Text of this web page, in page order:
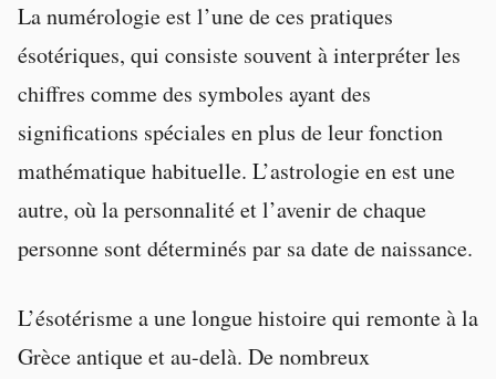
La numérologie est l’une de ces pratiques
ésotériques, qui consiste souvent à interpréter les
chiffres comme des symboles ayant des
significations spéciales en plus de leur fonction
mathématique habituelle. L’astrologie en est une
autre, où la personnalité et l’avenir de chaque
personne sont déterminés par sa date de naissance.
L’ésotérisme a une longue histoire qui remonte à la
Grèce antique et au-delà. De nombreux